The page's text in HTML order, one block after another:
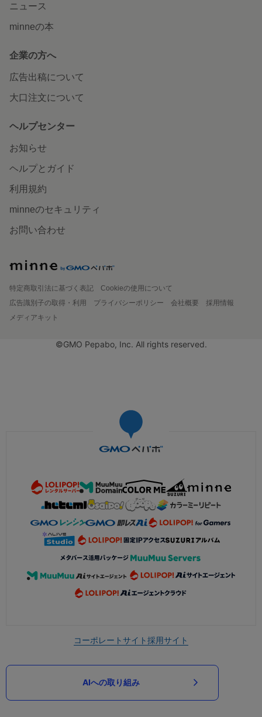
ニュース
minneの本
企業の方へ
広告出稿について
大口注文について
ヘルプセンター
お知らせ
ヘルプとガイド
利用規約
minneのセキュリティ
お問い合わせ
特定商取引法に基づく表記
Cookieの使用について
広告識別子の取得・利用
プライバシーポリシー 会社概要
採用情報
メディアキット
©GMO Pepabo, Inc. All rights reserved.
コーポレートサイト採用サイト
AIへの取り組み